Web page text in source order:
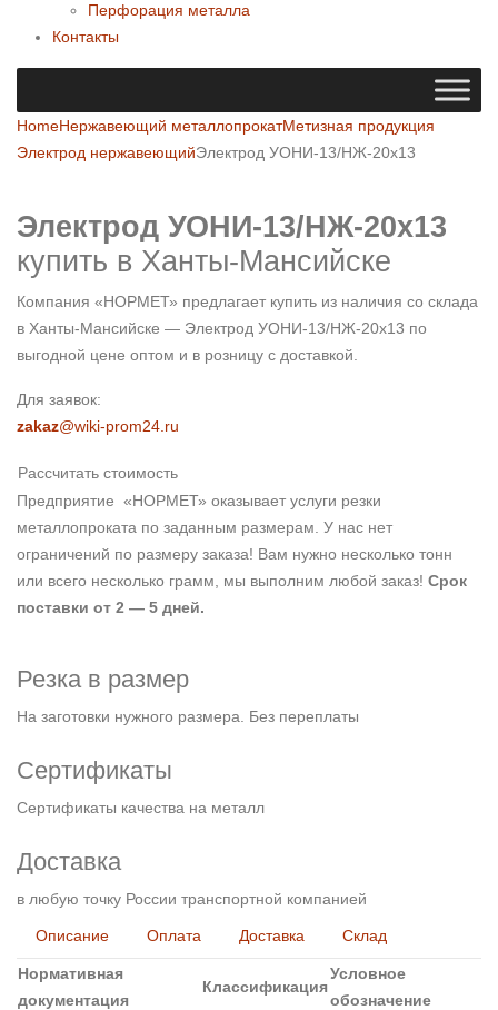
Перфорация металла
Контакты
HomeНержавеющий металлопрокатМетизная продукция
Электрод нержавеющийЭлектрод УОНИ-13/НЖ-20х13
Электрод УОНИ-13/НЖ-20х13
купить в Ханты-Мансийске
Компания «НОРМЕТ» предлагает купить из наличия со склада
в Ханты-Мансийске — Электрод УОНИ-13/НЖ-20х13 по
выгодной цене оптом и в розницу с доставкой.
Для заявок:
zakaz@wiki-prom24.ru
Рассчитать стоимость
Предприятие «НОРМЕТ» оказывает услуги резки
металлопроката по заданным размерам. У нас нет
ограничений по размеру заказа! Вам нужно несколько тонн
или всего несколько грамм, мы выполним любой заказ! Срок
поставки от 2 — 5 дней.
Резка в размер
На заготовки нужного размера. Без переплаты
Сертификаты
Сертификаты качества на металл
Доставка
в любую точку России транспортной компанией
Описание Оплата Доставка Склад
Нормативная
документация
Классификация
Условное
обозначение